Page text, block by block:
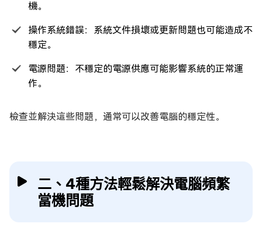
機。
操作系統錯誤：系統文件損壞或更新問題也可能造成不
穩定。
電源問題：不穩定的電源供應可能影響系統的正常運
作。
檢查並解決這些問題，通常可以改善電腦的穩定性。
二、4種方法輕鬆解決電腦頻繁
當機問題